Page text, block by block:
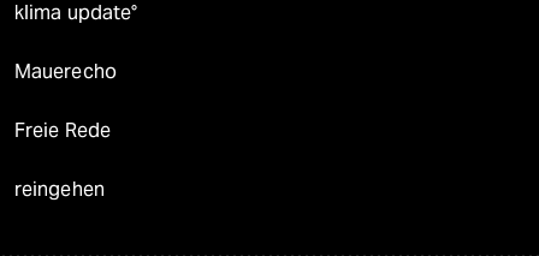
klima update°
Mauerecho
Freie Rede
reingehen